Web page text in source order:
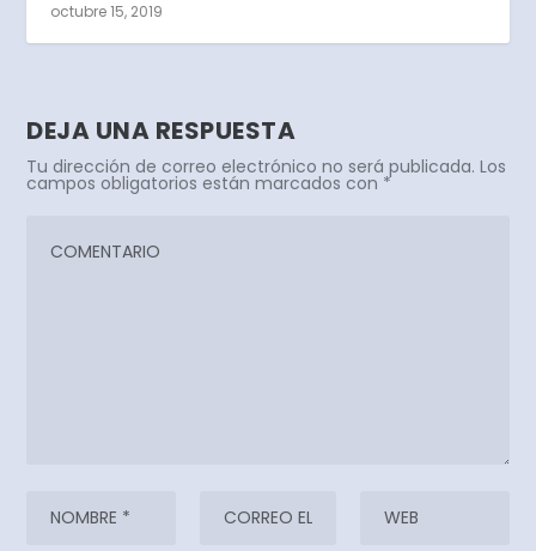
octubre 15, 2019
DEJA UNA RESPUESTA
Tu dirección de correo electrónico no será publicada. Los
campos obligatorios están marcados con *